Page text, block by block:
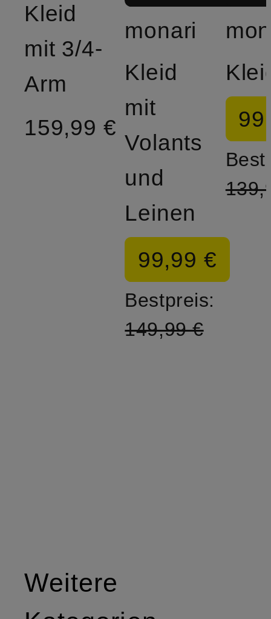
Kleid
mit 3/4-
Arm
159,99 €
monari
Kleid
mit
Volants
und
Leinen
99,99 €
Bestpreis:
149,99 €
Weitere